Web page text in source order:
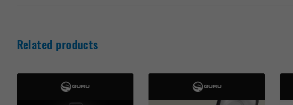
Related products